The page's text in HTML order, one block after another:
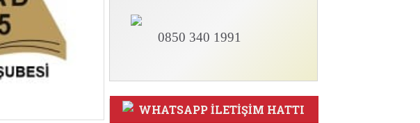
0850 340 1991
WHATSAPP İLETİŞİM HATTI